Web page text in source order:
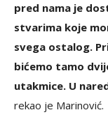
pred nama je
stvarima koje
svega ostalog.
bićemo tamo
utakmice. U
rekao je Marinović.